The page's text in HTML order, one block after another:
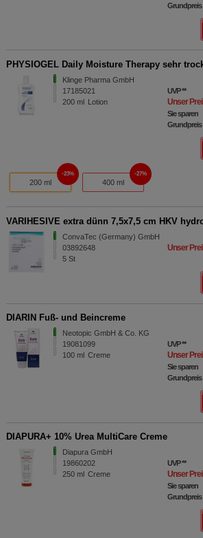
Grundpreis
PHYSIOGEL Daily Moisture Therapy sehr
Klinge Pharma GmbH
17185021
200 ml Lotion
UVP**
Unser
Sie sparen
Grundpreis
200 ml
23%
400 ml
27%
VARIHESIVE extra dünn 7,5x7,5 cm HKV
ConvaTec (Germany) GmbH
03892648
5 St
Unser
DIARIN Fuß- und Beincreme
Neotopic GmbH & Co. KG
19081099
100 ml Creme
UVP**
Unser
Sie sparen
Grundpreis
DIAPURA+ 10% Urea MultiCare Creme
Diapura GmbH
19860202
250 ml Creme
UVP**
Unser
Sie sparen
Grundpreis